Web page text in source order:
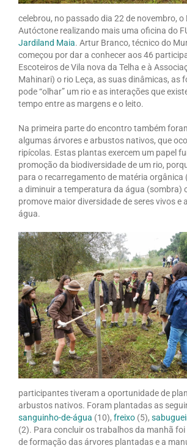
celebrou, no passado dia 22 de novembro, o
Autóctone realizando mais uma oficina do
Jardiland Maia. Artur Branco, técnico do
começou por dar a conhecer aos 46
Escoteiros de Vila nova da Telha e à
Mahinari) o rio Leça, as suas dinâmicas, as
pode “olhar” um rio e as interações que
tempo entre as margens e o leito.
Na primeira parte do encontro também
algumas árvores e arbustos nativos, que
ripícolas. Estas plantas exercem um papel
promoção da biodiversidade de um rio,
para o recarregamento de matéria orgânica
a diminuir a temperatura da água (sombra)
promove maior diversidade de seres vivos e
água.
participantes tiveram a oportunidade de
arbustos nativos. Foram plantadas as
sanguinho-de-água (10), freixo (5),
(2). Para concluir os trabalhos da manhã
de formação das árvores plantadas e a